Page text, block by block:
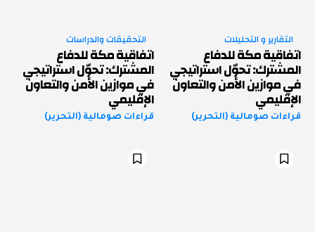
التقارير و التحليلات
اتفاقية مكة للدفاع
المشترك: تحوّل استراتيجي
في موازين الأمن والتعاون
الإقليمي
قراءات صومالية (التحرير)
التحقيقات والدراسات
اتفاقية مكة للدفاع
المشترك: تحوّل استراتيجي
في موازين الأمن والتعاون
الإقليمي
قراءات صومالية (التحرير)